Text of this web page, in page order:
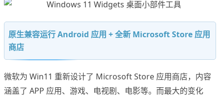
原生兼容运行 Android 应用 + 全新 Microsoft Store 应用
商店
微软为 Win11 重新设计了 Microsoft Store 应用商店，内容
涵盖了 APP 应用、游戏、电视剧、电影等。而最大的变化